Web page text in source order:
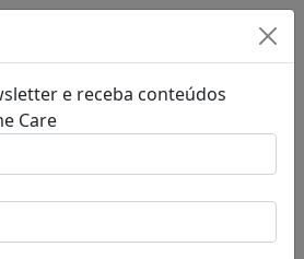
e receba conteúdos
Care